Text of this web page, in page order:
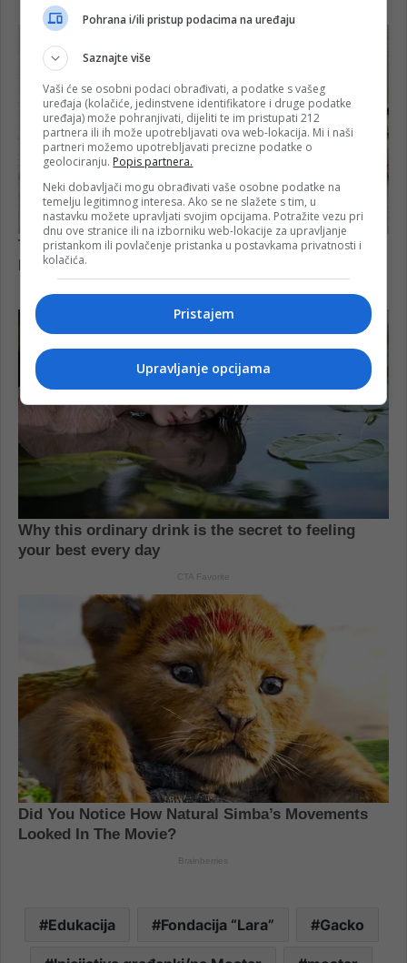
Edukacija Fondacija “Lara” Gacko
Pohrana i/ili pristup podacima na uređaju
Saznajte više
Vaši će se osobni podaci obrađivati, a podatke s vašeg
uređaja (kolačiće, jedinstvene identifikatore i druge podatke
uređaja) može pohranjivati, dijeliti te im pristupati 212
partnera ili ih može upotrebljavati ova web-lokacija. Mi i naši
partneri možemo upotrebljavati precizne podatke o
geolociranju. Popis partnera.
Neki dobavljači mogu obrađivati vaše osobne podatke na
temelju legitimnog interesa. Ako se ne slažete s tim, u
nastavku možete upravljati svojim opcijama. Potražite vezu pri
dnu ove stranice ili na izborniku web-lokacije za upravljanje
pristankom ili povlačenje pristanka u postavkama privatnosti i
kolačića.
Pristajem
Upravljanje opcijama